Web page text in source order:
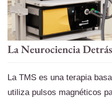
La Neurociencia
La TMS es una terapia
utiliza pulsos magnéticos